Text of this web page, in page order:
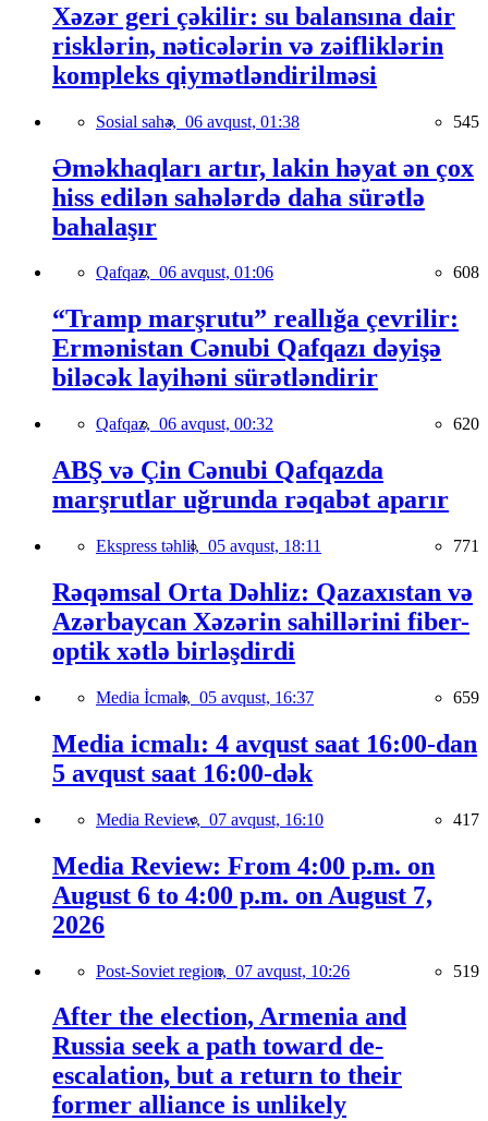
Xəzər geri çəkilir: su balansına dair
risklərin, nəticələrin və zəifliklərin
kompleks qiymətləndirilməsi
Sosial sahə, 06 avqust, 01:38 545
Əməkhaqları artır, lakin həyat ən çox
hiss edilən sahələrdə daha sürətlə
bahalaşır
Qafqaz, 06 avqust, 01:06 608
“Tramp marşrutu” reallığa çevrilir:
Ermənistan Cənubi Qafqazı dəyişə
biləcək layihəni sürətləndirir
Qafqaz, 06 avqust, 00:32 620
ABŞ və Çin Cənubi Qafqazda
marşrutlar uğrunda rəqabət aparır
Ekspress təhlil, 05 avqust, 18:11 771
Rəqəmsal Orta Dəhliz: Qazaxıstan və
Azərbaycan Xəzərin sahillərini fiber-
optik xətlə birləşdirdi
Media İcmalı, 05 avqust, 16:37 659
Media icmalı: 4 avqust saat 16:00-dan
5 avqust saat 16:00-dək
Media Review, 07 avqust, 16:10 417
Media Review: From 4:00 p.m. on
August 6 to 4:00 p.m. on August 7,
2026
Post-Soviet region, 07 avqust, 10:26 519
After the election, Armenia and
Russia seek a path toward de-
escalation, but a return to their
former alliance is unlikely